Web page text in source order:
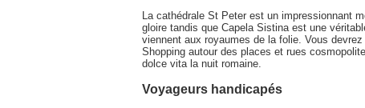
La cathédrale St Peter est un impressionnant
gloire tandis que Capela Sistina est une
viennent aux royaumes de la folie. Vous
Shopping autour des places et rues
dolce vita la nuit romaine.
Voyageurs handicapés